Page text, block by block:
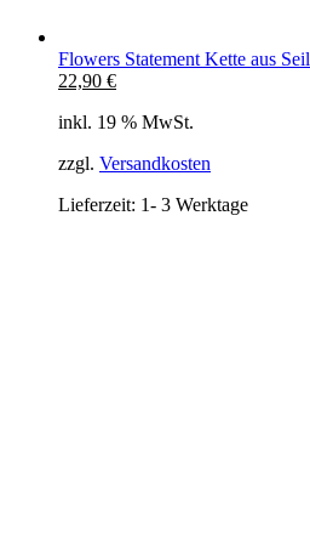
Flowers Statement Kette aus Seil
Ursprünglicher
war:
22,90 €Aktueller
ist:
inkl. 19 % MwSt.
zzgl. Versandkosten
Lieferzeit: 1- 3 Werktage